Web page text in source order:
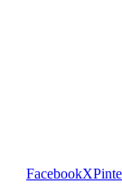
FacebookX